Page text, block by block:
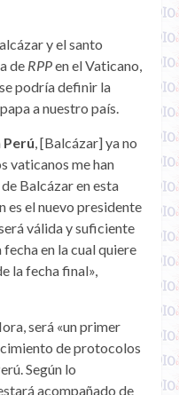
y el santo
de RPPen el Vaticano,
podría definir la
a nuestro país.
Perú, [Balcázar] ya no
vaticanos me han
Balcázar en esta
es el nuevo presidente
válida y suficiente
en la cual quiere
la fecha final»,
será «un primer
de protocolos
Según lo
acompañado de